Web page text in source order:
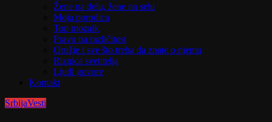
Žene na delu, žene na selu
Moja porodica
Top mozaik
Pravo na različitost
Oružje i sve što treba da znate o njemu
Riznica svetitelja
Ljudi govore
Kontakt
SrbijaVesti